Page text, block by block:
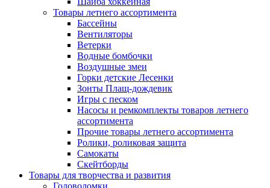
Товары летнего ассортимента
Бассейны
Вентиляторы
Ветерки
Водные бомбочки
Воздушные змеи
Горки детские Лесенки
Зонты Плащ-дождевик
Игры с песком
Насосы и ремкомплекты товаров летнего
ассортимента
Прочие товары летнего ассортимента
Ролики, роликовая защита
Самокаты
Скейтборды
Товары для творчества и развития
Головоломки